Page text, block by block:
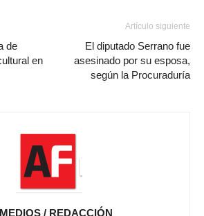
de
en
Artículo siguiente
El diputado Serrano fue
asesinado por su esposa,
según la Procuraduría
/ REDACCIÓN